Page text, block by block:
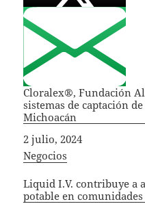
Cloralex®, Fundación
sistemas de captación
Michoacán
Fecha
2 julio, 2024
In relation to
Negocios
Liquid I.V. contribuye a
potable en